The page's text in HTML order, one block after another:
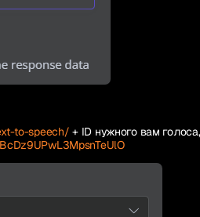
to-speech/ + ID нужного вам